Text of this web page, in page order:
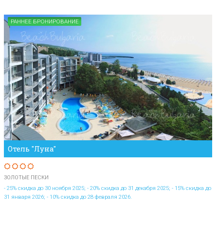
РАННЕЕ БРОНИРОВАНИЕ
Отель "Луна"
ЗОЛОТЫЕ ПЕСКИ
- 25% скидка до 30 ноября 2025; - 20% скидка до 31 декабря 2025; - 15% скидка до
31 января 2026; - 10% скидка до 28 февраля 2026.